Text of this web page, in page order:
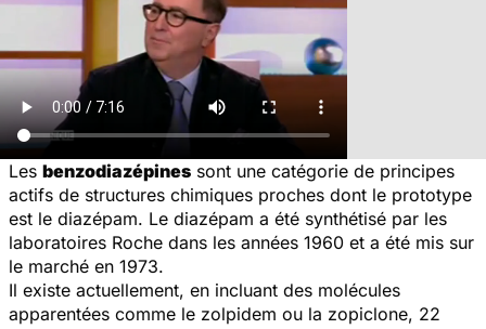
Les benzodiazépines sont une catégorie de principes
actifs de structures chimiques proches dont le prototype
est le diazépam. Le diazépam a été synthétisé par les
laboratoires Roche dans les années 1960 et a été mis sur
le marché en 1973.
Il existe actuellement, en incluant des molécules
apparentées comme le zolpidem ou la zopiclone, 22